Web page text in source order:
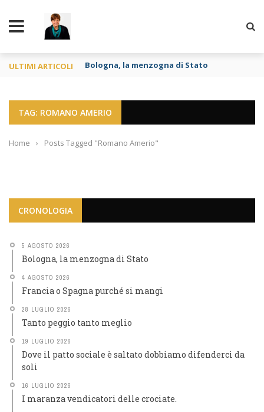
ULTIMI ARTICOLI Bologna, la menzogna di Stato
TAG: ROMANO AMERIO
Home › Posts Tagged "Romano Amerio"
CRONOLOGIA
5 AGOSTO 2026
Bologna, la menzogna di Stato
4 AGOSTO 2026
Francia o Spagna purché si mangi
28 LUGLIO 2026
Tanto peggio tanto meglio
19 LUGLIO 2026
Dove il patto sociale è saltato dobbiamo difenderci da
soli
16 LUGLIO 2026
I maranza vendicatori delle crociate.